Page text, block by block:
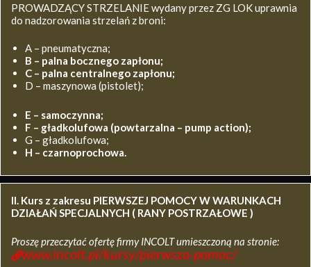
PROWADZĄCY STRZELANIE wydany przez ZG LOK uprawnia
do nadzorowania strzelań z broni:
A – pneumatyczna;
B – palna bocznego zapłonu;
C – palna centralnego zapłonu;
D – maszynowa (pistolet);
E – samoczynna;
F – gładkolufowa (powtarzalna – pump action);
G – gładkolufowa;
H – czarnoprochowa.
II. Kurs z zakresu PIERWSZEJ POMOCY W WARUNKACH
DZIAŁAŃ SPECJALNYCH ( RANY POSTRZAŁOWE )
Proszę przeczytać ofertę firmy INCOLT umieszczoną na stronie:
www.incolt.pl/kursy/pierwsza-pomoc/